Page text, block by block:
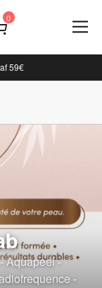
59€
Aquapeel -
-